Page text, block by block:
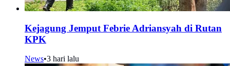
Kejagung Jemput Febrie Adriansyah di Rutan
KPK
News•3 hari lalu